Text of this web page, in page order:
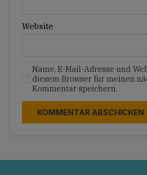
Website
Name, E-Mail-Adresse und
diesem Browser für meinen
Kommentar speichern.